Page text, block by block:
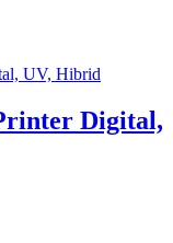
Digital,